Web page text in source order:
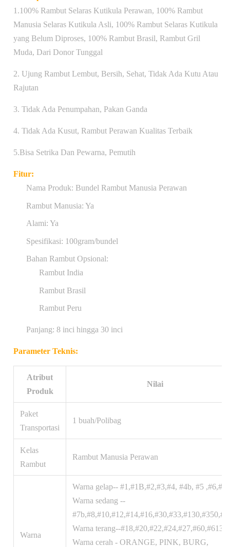
1.100% Rambut Selaras Kutikula Perawan, 100% Rambut
Manusia Selaras Kutikula Asli, 100% Rambut Selaras Kutikula
yang Belum Diproses, 100% Rambut Brasil, Rambut Gril
Muda, Dari Donor Tunggal
2. Ujung Rambut Lembut, Bersih, Sehat, Tidak Ada Kutu Atau
Rajutan
3. Tidak Ada Penumpahan, Pakan Ganda
4. Tidak Ada Kusut, Rambut Perawan Kualitas Terbaik
5.Bisa Setrika Dan Pewarna, Pemutih
Fitur:
Nama Produk: Bundel Rambut Manusia Perawan
Rambut Manusia: Ya
Alami: Ya
Spesifikasi: 100gram/bundel
Bahan Rambut Opsional:
Rambut India
Rambut Brasil
Rambut Peru
Panjang: 8 inci hingga 30 inci
Parameter Teknis:
Atribut
Produk
Nilai
Paket
Transportasi
1 buah/Polibag
Kelas
Rambut
Rambut Manusia Perawan
Warna
Warna gelap-- #1,#1B,#2,#3,#4, #4b, #5 ,#6,#7a
Warna sedang --
Warna terang--#18,#20,#22,#24,#27,#60,#613,
Warna cerah - ORANGE, PINK, BURG,